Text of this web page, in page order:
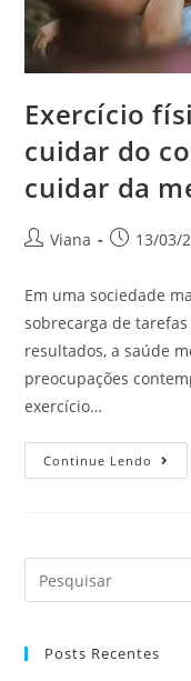
Exercício
cuidar do
cuidar da
Viana 13/03/
Em uma sociedade
sobrecarga de
resultados, a saúde
preocupações
exercício…
Continue Lendo
Posts Recentes